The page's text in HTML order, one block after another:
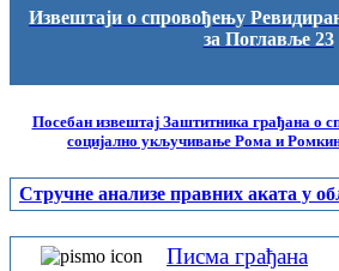
Извештаји о спровођењу
за Поглавље 23
Посебан извештај Заштитника грађана о
социјално укључивање Рома и
Стручне анализе правних аката у
Писма грађана